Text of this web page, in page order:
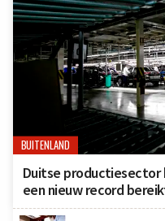
BUITENLAND
Duitse
een nieuw record